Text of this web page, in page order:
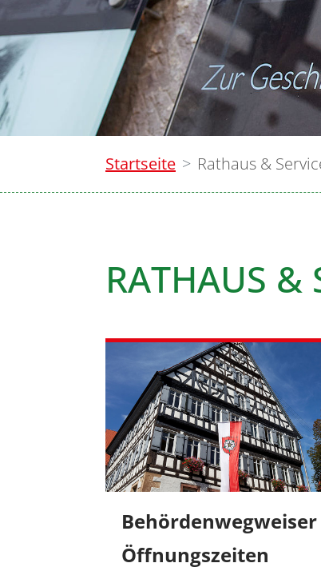
Startseite Rathaus &
RATHAUS &
Öffnungszeiten